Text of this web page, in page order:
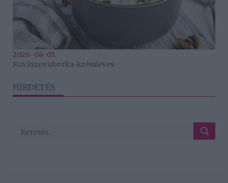
2026-08-03.
Kovászos uborka-krémleves
HIRDETÉS